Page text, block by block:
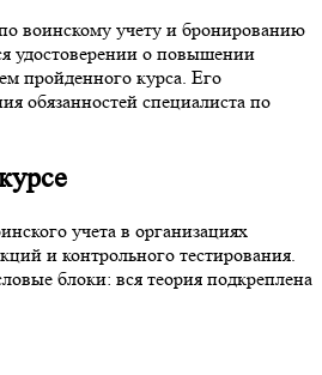
воинскому учету и бронированию
удостоверении о повышении
пройденного курса. Его
обязанностей специалиста по
учета в организациях
и контрольного тестирования.
блоки: вся теория подкреплена